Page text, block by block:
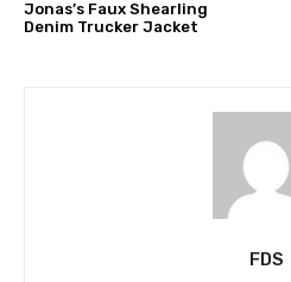
Jonas’s Faux Shearling
Denim Trucker Jacket
FDS